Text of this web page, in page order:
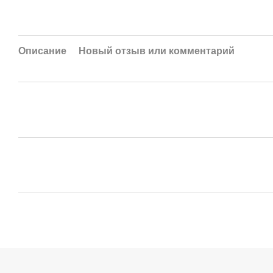
Описание Новый отзыв или комментарий